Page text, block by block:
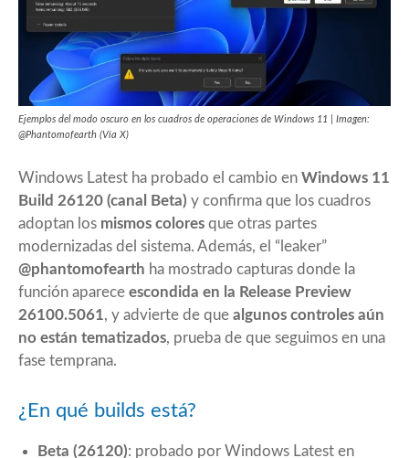
Ejemplos del modo oscuro en los cuadros de operaciones de Windows 11 | Imagen:
@Phantomofearth (Vía X)
Windows Latest ha probado el cambio en Windows 11
Build 26120 (canal Beta) y confirma que los cuadros
adoptan los mismos colores que otras partes
modernizadas del sistema. Además, el “leaker”
@phantomofearth ha mostrado capturas donde la
función aparece escondida en la Release Preview
26100.5061, y advierte de que algunos controles aún
no están tematizados, prueba de que seguimos en una
fase temprana.
¿En qué builds está?
Beta (26120): probado por Windows Latest en